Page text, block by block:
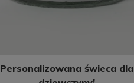
Personalizowana świeca dla